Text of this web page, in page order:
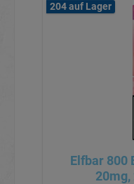
204 auf Lager
Elfbar 800
20mg,